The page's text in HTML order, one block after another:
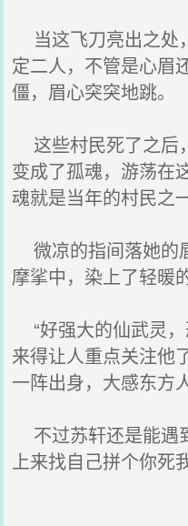
当这飞刀亮出之处
定二人，不管是心眉
僵，眉心突突地跳。
这些村民死了之后
变成了孤魂，游荡在
魂就是当年的村民之一
微凉的指间落她的
摩挲中，染上了轻暖
“好强大的仙武灵
来得让人重点关注他
一阵出身，大感东方
不过苏轩还是能遇
上来找自己拼个你死